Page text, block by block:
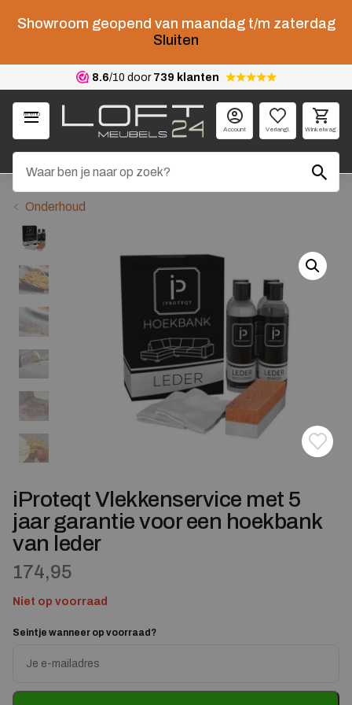
Showroom geopend van maandag t/m zaterdag
Sluiten
8.6/10 door 739 klanten
Menu
Account Verlangl. Winkelwag.
Onderhoud
iProteqt Vlekkenservice met 5
jaar garantie voor een hoekbank
van leder
174,95
Niet op voorraad
Seintje wanneer op voorraad?
your
address